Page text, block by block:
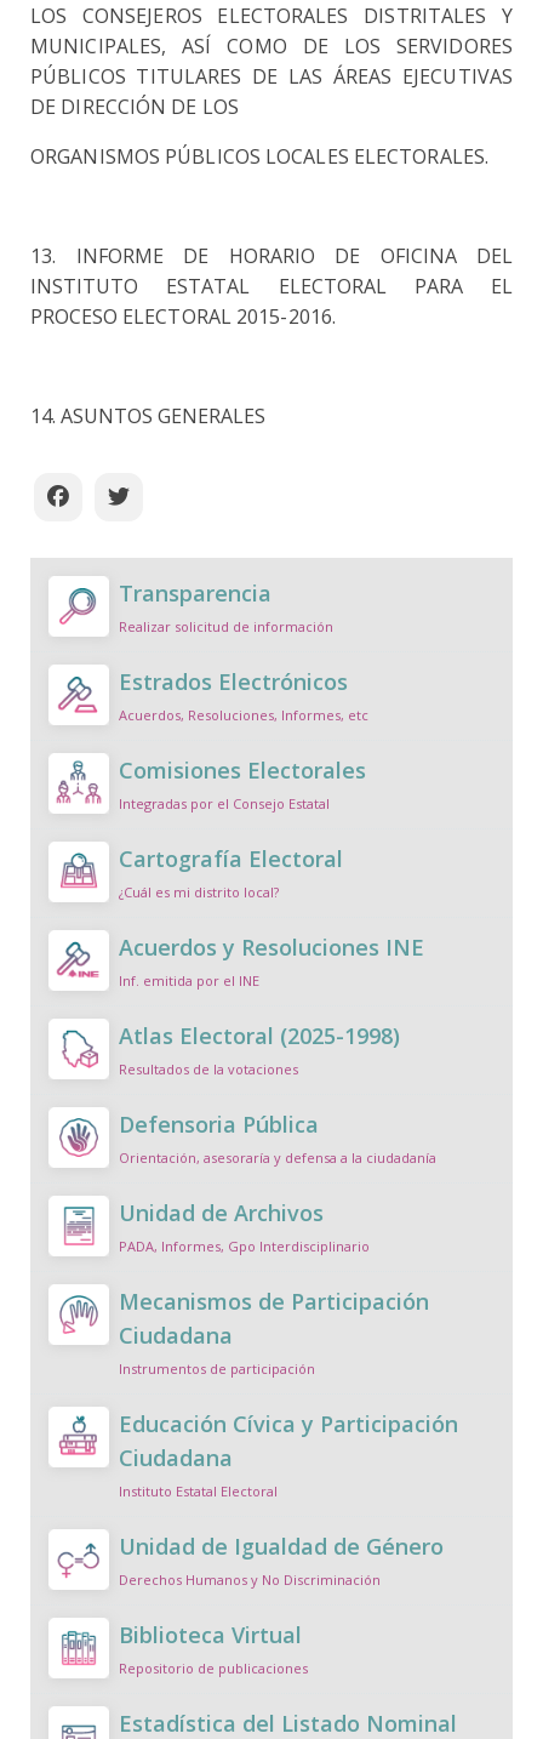
LOS CONSEJEROS ELECTORALES DISTRITALES Y
MUNICIPALES, ASÍ COMO DE LOS SERVIDORES
PÚBLICOS TITULARES DE LAS ÁREAS EJECUTIVAS
DE DIRECCIÓN DE LOS
ORGANISMOS PÚBLICOS LOCALES ELECTORALES.
13. INFORME DE HORARIO DE OFICINA DEL
INSTITUTO ESTATAL ELECTORAL PARA EL
PROCESO ELECTORAL 2015-2016.
14. ASUNTOS GENERALES
Transparencia
Realizar solicitud de información
Estrados Electrónicos
Acuerdos, Resoluciones, Informes, etc
Comisiones Electorales
Integradas por el Consejo Estatal
Cartografía Electoral
¿Cuál es mi distrito local?
Acuerdos y Resoluciones INE
Inf. emitida por el INE
Atlas Electoral (2025-1998)
Resultados de la votaciones
Defensoria Pública
Orientación, asesoraría y defensa a la ciudadanía
Unidad de Archivos
PADA, Informes, Gpo Interdisciplinario
Mecanismos de Participación
Ciudadana
Instrumentos de participación
Educación Cívica y Participación
Ciudadana
Instituto Estatal Electoral
Unidad de Igualdad de Género
Derechos Humanos y No Discriminación
Biblioteca Virtual
Repositorio de publicaciones
Estadística del Listado Nominal